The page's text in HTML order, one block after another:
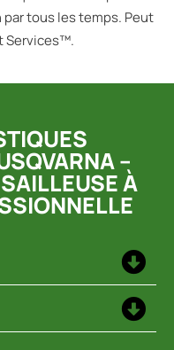
tous les temps. Peut
Services™.
–
À